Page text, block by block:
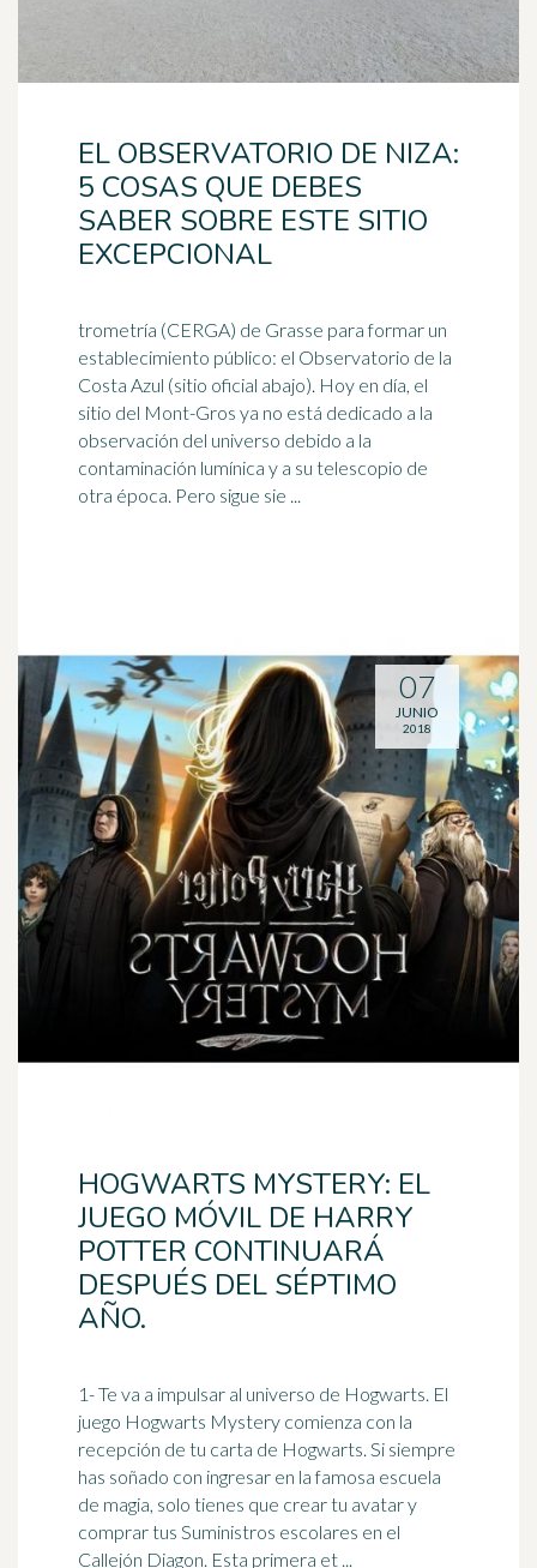
EL OBSERVATORIO DE NIZA:
5 COSAS QUE DEBES
SABER SOBRE ESTE SITIO
EXCEPCIONAL
trometría (CERGA) de Grasse para formar un
establecimiento público: el Observatorio de la
Costa Azul (sitio oficial abajo). Hoy en día, el
sitio del Mont-Gros ya no está dedicado a la
observación del universo debido a la
contaminación lumínica y a su telescopio de
otra época. Pero sigue sie ...
HOGWARTS MYSTERY: EL
JUEGO MÓVIL DE HARRY
POTTER CONTINUARÁ
DESPUÉS DEL SÉPTIMO
AÑO.
1- Te va a impulsar al universo de Hogwarts. El
juego Hogwarts Mystery comienza con la
recepción de tu carta de Hogwarts. Si siempre
has soñado con ingresar en la famosa escuela
de magia, solo tienes que crear tu avatar y
comprar tus Suministros escolares en el
Callejón Diagon. Esta primera et ...
07
JUNIO
2018